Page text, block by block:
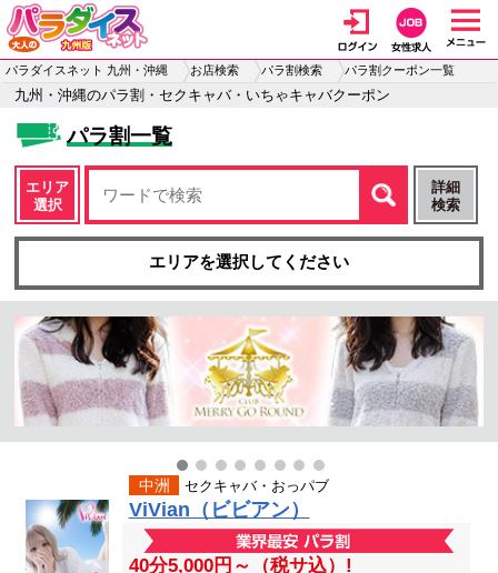
パラダイスネット 九州・沖縄 お店検索 パラ割検索 パラ割クーポン一覧
九州・沖縄のパラ割・セクキャバ・いちゃキャバクーポン
パラ割一覧
エリア
選択
詳細
検索
エリアを選択してください
中洲 セクキャバ・おっパブ
ViVian（ビビアン）
40分5,000円～（税サ込）!